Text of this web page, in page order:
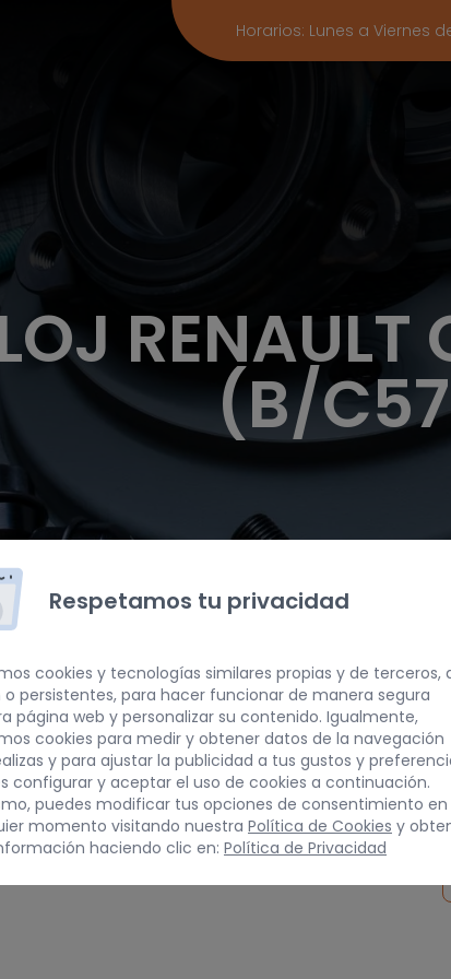
Horarios: Lunes a Viernes
RENAULT
(B/
AÑO
1997
1 kg
Respetamos tu privacidad
cookies y tecnologías similares propias y de terceros,
o persistentes, para hacer funcionar de manera segura
página web y personalizar su contenido. Igualmente,
cookies para medir y obtener datos de la navegación
y para ajustar la publicidad a tus gustos y
configurar y aceptar el uso de cookies a continuación.
puedes modificar tus opciones de consentimiento en
momento visitando nuestra Política de Cookies y
haciendo clic en: Política de Privacidad